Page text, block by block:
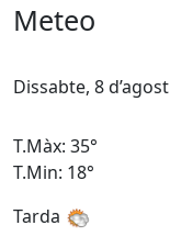
Meteo
Dissabte, 8 d’agost
T.Màx: 35°
T.Min: 18°
Tarda